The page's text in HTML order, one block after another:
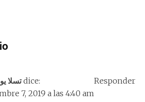
تسلا dice:
7, 2019 a las 4:40 am
Responder